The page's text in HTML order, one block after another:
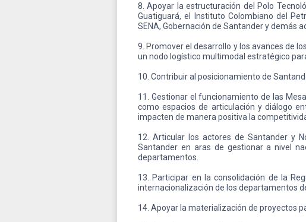
8. Apoyar la estructuración del Polo
Guatiguará, el Instituto Colombiano del
SENA, Gobernación de Santander y demás
9. Promover el desarrollo y los avances de
un nodo logístico multimodal estratégico
10. Contribuir al posicionamiento de
11. Gestionar el funcionamiento de las
como espacios de articulación y diálogo
impacten de manera positiva la
12. Articular los actores de Santander y
Santander en aras de gestionar a nivel
departamentos.
13. Participar en la consolidación de la
internacionalización de los departamentos
14. Apoyar la materialización de proyectos